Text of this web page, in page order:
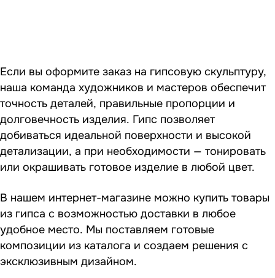
Если вы оформите заказ на гипсовую скульптуру,
наша команда художников и мастеров обеспечит
точность деталей, правильные пропорции и
долговечность изделия. Гипс позволяет
добиваться идеальной поверхности и высокой
детализации, а при необходимости — тонировать
или окрашивать готовое изделие в любой цвет.
В нашем интернет-магазине можно купить товары
из гипса с возможностью доставки в любое
удобное место. Мы поставляем готовые
композиции из каталога и создаем решения с
эксклюзивным дизайном.